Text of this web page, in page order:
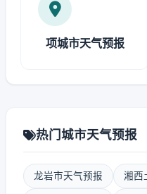
项城市天气预报
热门城市天气预报
龙岩市天气预报 湘西